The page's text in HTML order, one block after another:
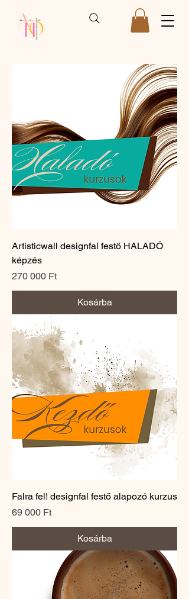
Artisticwall designfal festő HALADÓ
képzés
Ár
270 000 Ft
Kosárba
Falra fel! designfal festő alapozó kurzus
Ár
69 000 Ft
Kosárba